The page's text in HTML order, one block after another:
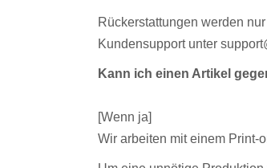
Rückerstattungen werden
Kundensupport unter
Kann ich einen Artikel
[Wenn ja]
Wir arbeiten mit einem Print-